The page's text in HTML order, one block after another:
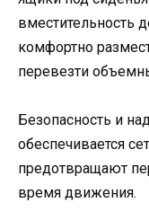
вместительность
комфортно
перевезти
Безопасность и
обеспечивается
предотвращают
время движения.